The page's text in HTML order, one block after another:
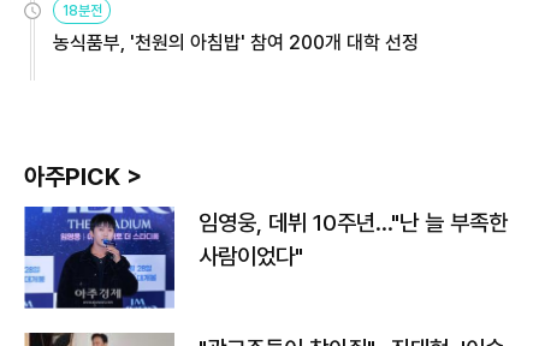
18분전
농식품부, '천원의 아침밥' 참여 200개 대학 선정
아주PICK >
임영웅, 데뷔 10주년…"난 늘 부족한
사람이었다"